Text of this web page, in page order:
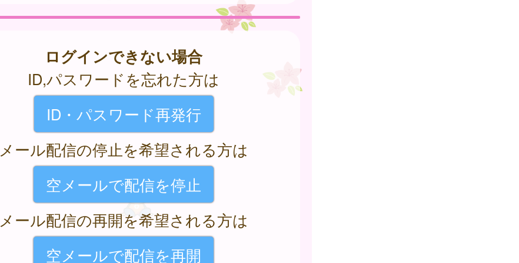
ログインできない場合
ID,パスワードを忘れた方は
ID・パスワード再発行
メール配信の停止を希望される方は
空メールで配信を停止
メール配信の再開を希望される方は
空メールで配信を再開